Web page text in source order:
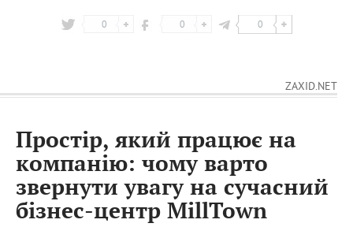
0 0 0
ZAXID.NET
Простір, який працює на
компанію: чому варто
звернути увагу на сучасний
бізнес-центр MillTown